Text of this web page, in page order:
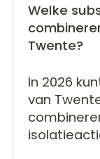
Welke
Twente?
In 2026
van